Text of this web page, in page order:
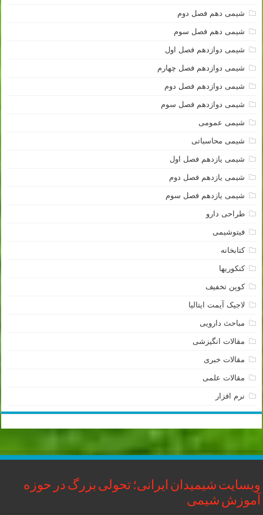
شیمی دهم فصل دوم
شیمی دهم فصل سوم
شیمی دوازدهم فصل اول
شیمی دوازدهم فصل چهارم
شیمی دوازدهم فصل دوم
شیمی دوازدهم فصل سوم
شیمی عمومی
شیمی محاسباتی
شیمی یازدهم فصل اول
شیمی یازدهم فصل دوم
شیمی یازدهم فصل سوم
طراحی دارو
فیتوشیمی
کتابخانه
کنکوریها
کوپن تخفیف
لاجیک آیمت ایتالیا
مباحث دارویی
مقالات انگیزشی
مقالات خبری
مقالات علمی
نرم افزار
وبسایت شیمیدان ایرانی؛ تحولی بزرگ در حوزه
آموزش شیمی